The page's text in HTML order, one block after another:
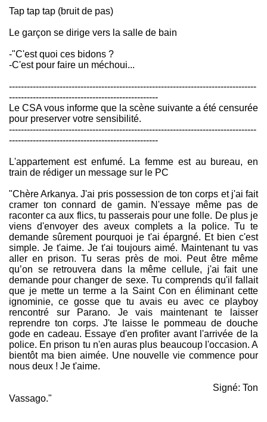
Tap tap tap (bruit de pas)
Le garçon se dirige vers la salle de bain
-"C'est quoi ces bidons ?
-C'est pour faire un méchoui...
-----------------------------------------------------------------------------------
--------------------------------------------------
Le CSA vous informe que la scène suivante a été censurée
pour preserver votre sensibilité.
-----------------------------------------------------------------------------------
--------------------------------------------------
L'appartement est enfumé. La femme est au bureau, en
train de rédiger un message sur le PC
"Chère Arkanya. J'ai pris possession de ton corps et j'ai fait
cramer ton connard de gamin. N'essaye même pas de
raconter ca aux flics, tu passerais pour une folle. De plus je
viens d'envoyer des aveux complets a la police. Tu te
demande sûrement pourquoi je t'ai épargné. Et bien c'est
simple. Je t'aime. Je t'ai toujours aimé. Maintenant tu vas
aller en prison. Tu seras près de moi. Peut être même
qu’on se retrouvera dans la même cellule, j'ai fait une
demande pour changer de sexe. Tu comprends qu'il fallait
que je mette un terme a la Saint Con en éliminant cette
ignominie, ce gosse que tu avais eu avec ce playboy
rencontré sur Parano. Je vais maintenant te laisser
reprendre ton corps. J'te laisse le pommeau de douche
gode en cadeau. Essaye d'en profiter avant l'arrivée de la
police. En prison tu n'en auras plus beaucoup l'occasion. A
bientôt ma bien aimée. Une nouvelle vie commence pour
nous deux ! Je t'aime.
Signé: Ton
Vassago."